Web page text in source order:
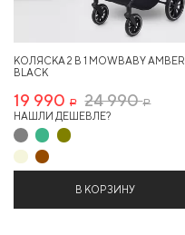
КОЛЯСКА 2 В 1 MOWBABY AMBER
BLACK
19 990 Р 24 990Р
НАШЛИ ДЕШЕВЛЕ?
В КОРЗИНУ